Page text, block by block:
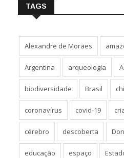
TAGS
Alexandre de Moraes
Argentina arqueologia
biodiversidade Brasil
coronavírus covid-19
cérebro descoberta
educação espaço